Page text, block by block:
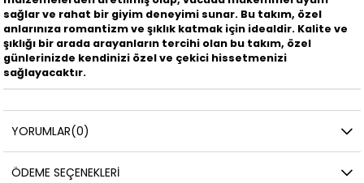
sağlar ve rahat bir giyim deneyimi sunar. Bu takım, özel
anlarınıza romantizm ve şıklık katmak için idealdir. Kalite ve
şıklığı bir arada arayanların tercihi olan bu takım, özel
günlerinizde kendinizi özel ve çekici hissetmenizi
sağlayacaktır.
YORUMLAR(0)
ÖDEME SEÇENEKLERI